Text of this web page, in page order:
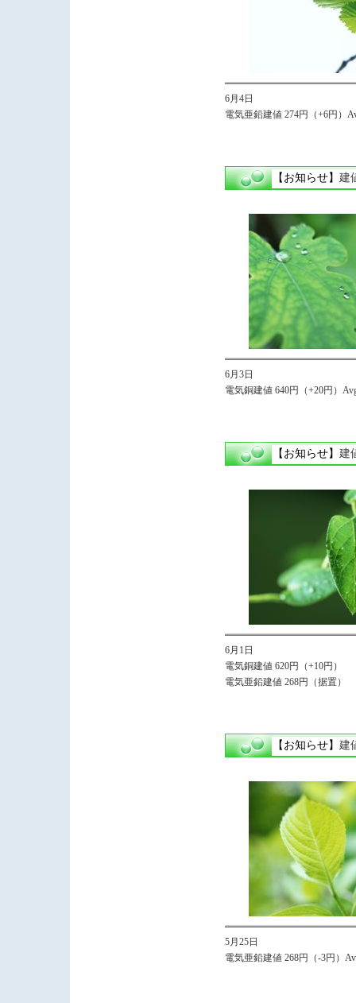
6月4日
電気亜鉛建値 274円（+6円）
【お知らせ】 建
6月3日
電気銅建値 640円（+20円）
【お知らせ】 建
6月1日
電気銅建値 620円（+10円）
電気亜鉛建値 268円（据置）
【お知らせ】 建
5月25日
電気亜鉛建値 268円（-3円）